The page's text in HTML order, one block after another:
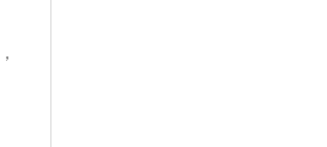
，